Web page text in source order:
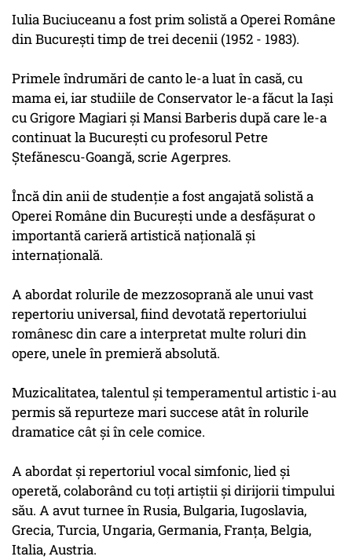
Iulia Buciuceanu a fost prim solistă a Operei Române
din Bucureşti timp de trei decenii (1952 - 1983).
Primele îndrumări de canto le-a luat în casă, cu
mama ei, iar studiile de Conservator le-a făcut la Iaşi
cu Grigore Magiari şi Mansi Barberis după care le-a
continuat la Bucureşti cu profesorul Petre
Ştefănescu-Goangă, scrie Agerpres.
Încă din anii de studenţie a fost angajată solistă a
Operei Române din Bucureşti unde a desfăşurat o
importantă carieră artistică naţională şi
internaţională.
A abordat rolurile de mezzosoprană ale unui vast
repertoriu universal, fiind devotată repertoriului
românesc din care a interpretat multe roluri din
opere, unele în premieră absolută.
Muzicalitatea, talentul şi temperamentul artistic i-au
permis să repurteze mari succese atât în rolurile
dramatice cât şi în cele comice.
A abordat şi repertoriul vocal simfonic, lied şi
operetă, colaborând cu toţi artiştii şi dirijorii timpului
său. A avut turnee în Rusia, Bulgaria, Iugoslavia,
Grecia, Turcia, Ungaria, Germania, Franţa, Belgia,
Italia, Austria.